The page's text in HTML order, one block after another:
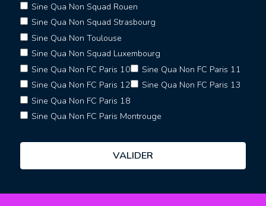
Sine Qua Non Squad Rouen
Sine Qua Non Squad Strasbourg
Sine Qua Non Toulouse
Sine Qua Non Squad Luxembourg
Sine Qua Non FC Paris 10
Sine Qua Non FC Paris 11
Sine Qua Non FC Paris 12
Sine Qua Non FC Paris 13
Sine Qua Non FC Paris 18
Sine Qua Non FC Paris Montrouge